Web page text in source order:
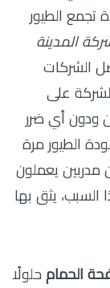
تجمع الطيور
المدينة
الشركات
على
ودون أي ضرر
الطيور مرة
مدربين يعملون
السبب، يثق بها
الحمام حلولًا